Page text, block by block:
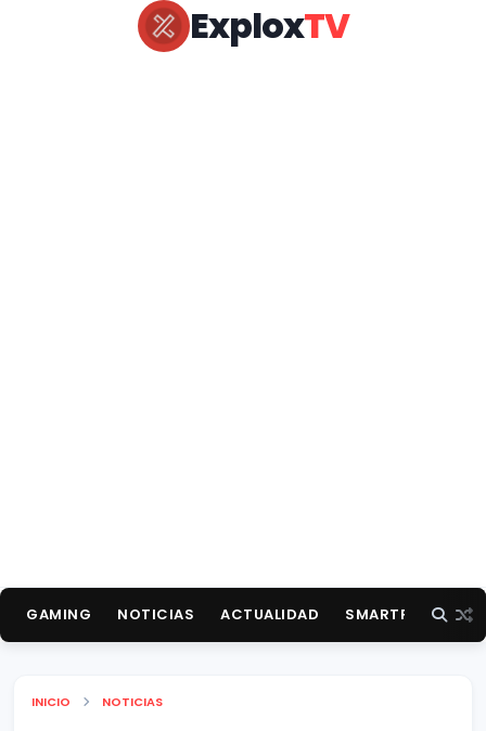
ExploxTV
GAMING NOTICIAS ACTUALIDAD SMARTPHONES
INICIO NOTICIAS